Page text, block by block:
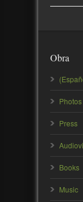
Obra
Photos
Press
Books
Music